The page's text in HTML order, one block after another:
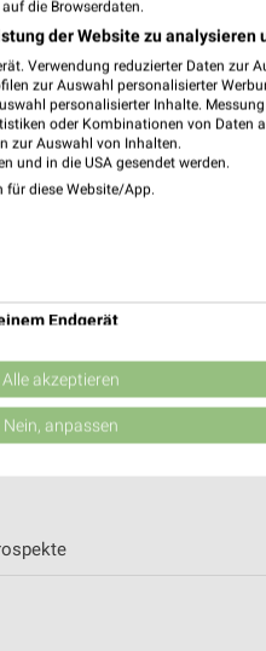
die Browserdaten.
der Website zu analysieren
Verwendung reduzierter Daten zur
zur Auswahl personalisierter
personalisierter Inhalte.
oder Kombinationen von Daten
zur Auswahl von Inhalten.
und in die USA gesendet werden.
für diese Website/App.
Endgerät
Alle akzeptieren
Nein, anpassen